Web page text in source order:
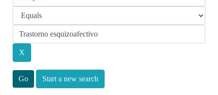
Start a new search